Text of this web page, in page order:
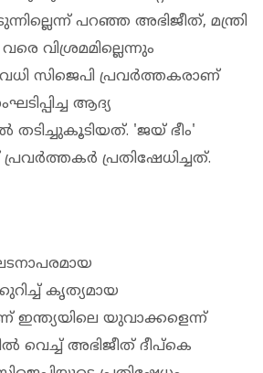
പറഞ്ഞ അഭിജീത്, മന്ത്രി
വിശ്രമമില്ലെന്നും
സിജെപി പ്രവർത്തകരാണ്
ആദ്യ
തടിച്ചുകൂടിയത്. 'ജയ് ഭീം'
പ്രതിഷേധിച്ചത്.
കൃത്യമായ
യുവാക്കളെന്ന്
വെച്ച് അഭിജീത് ദീപ്കെ